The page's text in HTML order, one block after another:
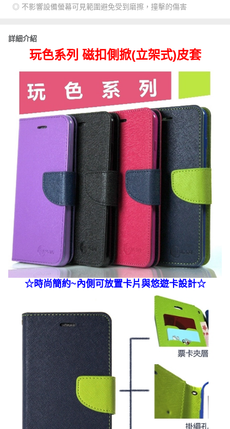
◎ 不影響設備螢幕可見範圍避免受到磨擦，撞擊的傷害
詳細介紹
玩色系列 磁扣側掀(立架式)皮套
☆時尚簡約~內側可放置卡片與悠遊卡設計☆